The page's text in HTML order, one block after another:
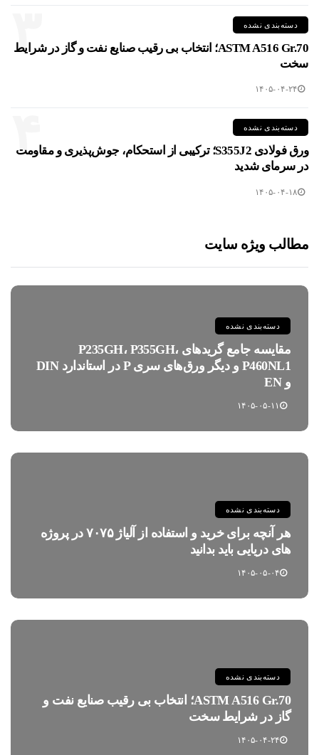
۳ دسته‌بندی نشده
ASTM A516 Gr.70؛ انتخاب بی رقیب صنایع نفت و گاز در شرایط
سخت
۱۴۰۵-۰۴-۲۴
۴ دسته‌بندی نشده
ورق فولادی S355J2؛ ترکیبی از استحکام، جوش‌پذیری و مقاومت
در سرمای شدید
۱۴۰۵-۰۴-۱۸
مطالب ویژه سایت
دسته‌بندی نشده
مقایسه جامع گریدهای P235GH، P355GH،
P460NL1 و دیگر ورق‌های سری P در استاندارد DIN
و EN
۱۴۰۵-۰۵-۱۱
دسته‌بندی نشده
هر آنچه برای خرید و استفاده از آلیاژ ۷۰۷۵ در پروژه
های دریایی باید بدانید
۱۴۰۵-۰۵-۰۴
دسته‌بندی نشده
ASTM A516 Gr.70؛ انتخاب بی رقیب صنایع نفت و
گاز در شرایط سخت
۱۴۰۵-۰۴-۲۴